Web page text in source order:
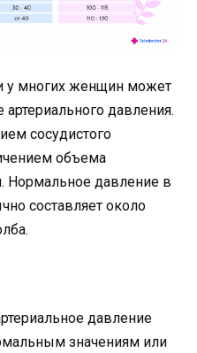
у многих женщин может
давления.
сосудистого
объема
Нормальное давление в
составляет около
давление
значениям или